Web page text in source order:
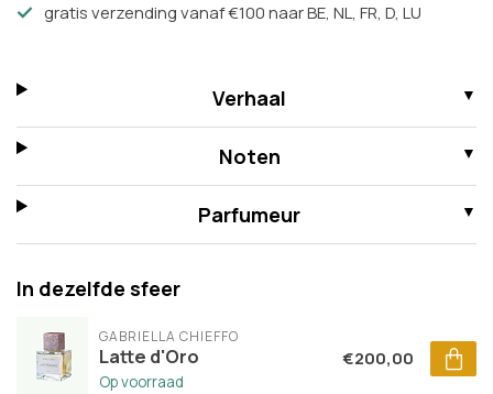
gratis verzending vanaf €100 naar BE, NL, FR, D, LU
Verhaal
Noten
Parfumeur
In dezelfde sfeer
GABRIELLA CHIEFFO
Latte d'Oro
Op voorraad
€200,00